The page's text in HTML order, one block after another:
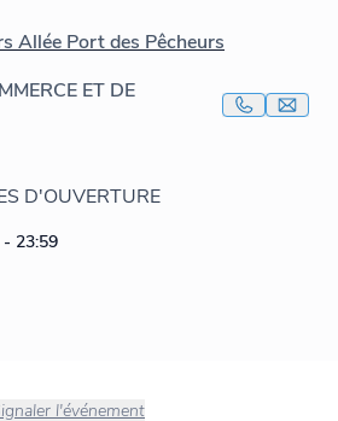
Allée Port des Pêcheurs
ET DE
D'OUVERTURE
- 23:59
l'événement